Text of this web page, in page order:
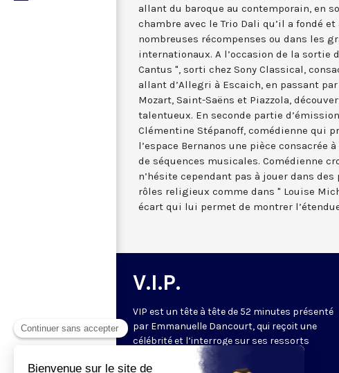
allant du baroque au contemporain, en
chambre avec le Trio Dali qu’il a fondé
nombreuses récompenses ou dans les
internationaux. A l’occasion de la sortie
Cantus ", sorti chez Sony Classical,
allant d’Allegri à Escaich, en passant
Mozart, Saint-Saëns et Piazzola,
talentueux. En seconde partie
Clémentine Stépanoff, comédienne qui
l’espace Bernanos une pièce consacrée
de séquences musicales. Comédienne
n’hésite cependant pas à jouer dans
rôles religieux comme dans " Louise
écart qui lui permet de montrer
V.I.P.
VIP est un tête à tête de 52 minutes présenté
par Emmanuelle Dancourt, qui reçoit une
célébrité et l’interroge sur ses ressorts
intérieurs… Une conversation intime et
spirituelle.